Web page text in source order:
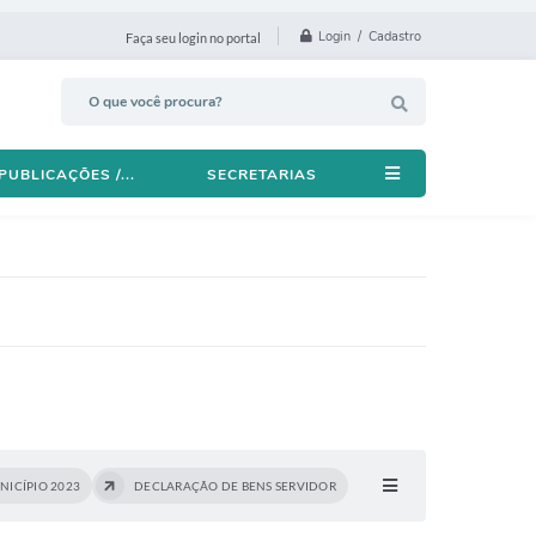
Faça seu login no portal Login / Cadastro
PUBLICAÇÕES /... SECRETARIAS
2023 DECLARAÇÃO DE BENS SERVIDOR